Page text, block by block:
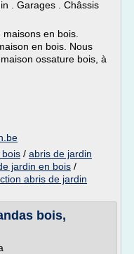
. Garages . Châssis
en bois.
en bois. Nous
ossature bois, à
bois / abris de jardin
jardin en bois /
abris de jardin
bois,